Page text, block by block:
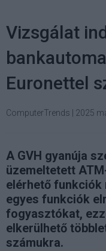
Vizsgálat
Euronettel
ComputerTrends 2025
A GVH gyanúja
üzemeltetett
elérhető funkciók
egyes funkciók
fogyasztókat,
elkerülhető
számukra.